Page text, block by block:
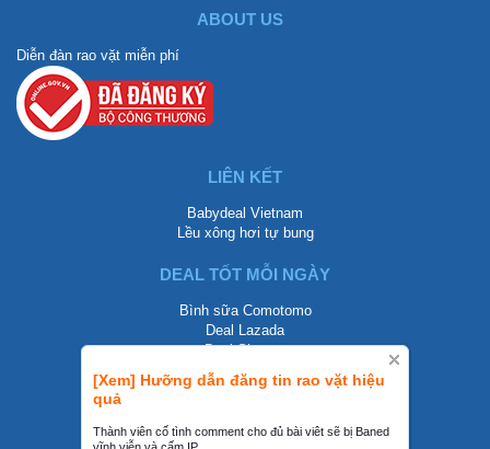
[Xem] Hưỡng dẫn đăng tin rao vặt hiệu
quả
Thành viên cố tình comment cho đủ bài viêt sẽ bị Baned
ABOUT US
Diễn đàn rao vặt miễn phí
LIÊN KẾT
Babydeal Vietnam
Lều xông hơi tự bung
DEAL TỐT MỖI NGÀY
Bình sữa Comotomo
Deal Lazada
Deal Shopee
LIÊN HỆ
0858002468